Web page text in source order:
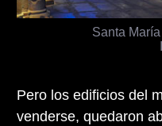
Santa
Pero los edificios del
venderse, quedaron